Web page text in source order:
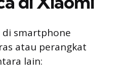
di smartphone
atau perangkat
lain: